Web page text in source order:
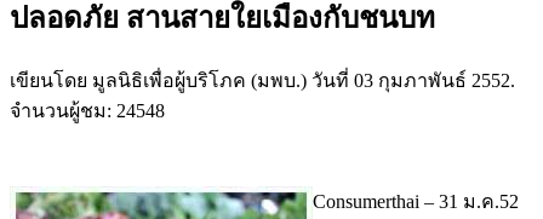
ปลอดภัย สานสายใยเมืองกับชนบท
เขียนโดย มูลนิธิเพื่อผู้บริโภค (มพบ.) วันที่ 03 กุมภาพันธ์ 2552.
จำนวนผู้ชม: 24548
Consumerthai – 31 ม.ค.52